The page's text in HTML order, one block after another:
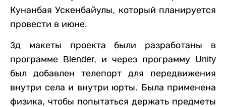
Кунанбая Ускенбайулы, который планируется
провести в июне.
3д макеты проекта были разработаны в
программе Blender, и через программу Unity
был добавлен телепорт для передвижения
внутри села и внутри юрты. Была применена
физика, чтобы попытаться держать предметы